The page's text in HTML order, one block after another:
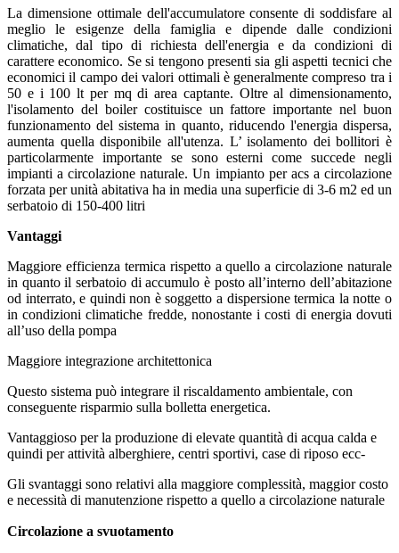
La dimensione ottimale dell'accumulatore consente di soddisfare al
meglio le esigenze della famiglia e dipende dalle condizioni
climatiche, dal tipo di richiesta dell'energia e da condizioni di
carattere economico. Se si tengono presenti sia gli aspetti tecnici che
economici il campo dei valori ottimali è generalmente compreso tra i
50 e i 100 lt per mq di area captante. Oltre al dimensionamento,
l'isolamento del boiler costituisce un fattore importante nel buon
funzionamento del sistema in quanto, riducendo l'energia dispersa,
aumenta quella disponibile all'utenza. L’ isolamento dei bollitori è
particolarmente importante se sono esterni come succede negli
impianti a circolazione naturale. Un impianto per acs a circolazione
forzata per unità abitativa ha in media una superficie di 3-6 m2 ed un
serbatoio di 150-400 litri
Vantaggi
Maggiore efficienza termica rispetto a quello a circolazione naturale
in quanto il serbatoio di accumulo è posto all’interno dell’abitazione
od interrato, e quindi non è soggetto a dispersione termica la notte o
in condizioni climatiche fredde, nonostante i costi di energia dovuti
all’uso della pompa
Maggiore integrazione architettonica
Questo sistema può integrare il riscaldamento ambientale, con
conseguente risparmio sulla bolletta energetica.
Vantaggioso per la produzione di elevate quantità di acqua calda e
quindi per attività alberghiere, centri sportivi, case di riposo ecc-
Gli svantaggi sono relativi alla maggiore complessità, maggior costo
e necessità di manutenzione rispetto a quello a circolazione naturale
Circolazione a svuotamento